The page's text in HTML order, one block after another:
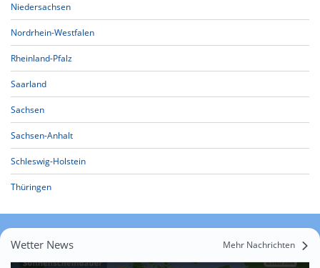
Niedersachsen
Nordrhein-Westfalen
Rheinland-Pfalz
Saarland
Sachsen
Sachsen-Anhalt
Schleswig-Holstein
Thüringen
Wetter News Mehr Nachrichten